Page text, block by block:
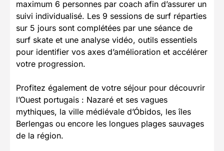
maximum 6 personnes par coach afin d’assurer un
suivi individualisé. Les 9 sessions de surf réparties
sur 5 jours sont complétées par une séance de
surf skate et une analyse vidéo, outils essentiels
pour identifier vos axes d’amélioration et accélérer
votre progression.
Profitez également de votre séjour pour découvrir
l’Ouest portugais : Nazaré et ses vagues
mythiques, la ville médiévale d’Óbidos, les îles
Berlengas ou encore les longues plages sauvages
de la région.